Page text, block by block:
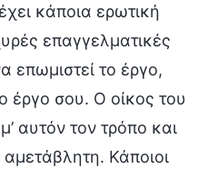
κάποια ερωτική
επαγγελματικές
επωμιστεί το έργο,
έργο σου. Ο οίκος του
αυτόν τον τρόπο και
Κάποιοι